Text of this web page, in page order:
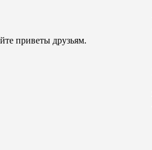
приветы друзьям.